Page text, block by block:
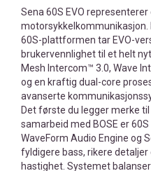
Sena 60S EVO
motorsykkelkommunikasjon.
60S-plattformen tar EVO-
brukervennlighet til et helt
Mesh Intercom™ 3.0, Wave
og en kraftig dual-core
avanserte
Det første du legger merke
samarbeid med BOSE er
WaveForm Audio Engine og
fyldigere bass, rikere
hastighet. Systemet